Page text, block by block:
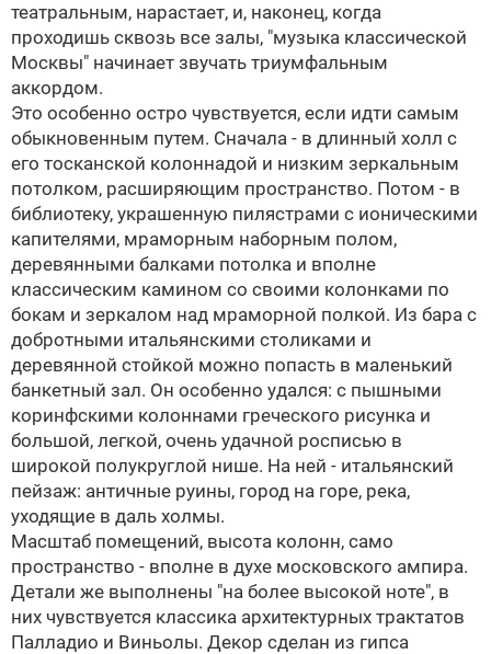
театральным, нарастает, и, наконец, когда
проходишь сквозь все залы, "музыка классической
Москвы" начинает звучать триумфальным
аккордом.
Это особенно остро чувствуется, если идти самым
обыкновенным путем. Сначала - в длинный холл с
его тосканской колоннадой и низким зеркальным
потолком, расширяющим пространство. Потом - в
библиотеку, украшенную пилястрами с ионическими
капителями, мраморным наборным полом,
деревянными балками потолка и вполне
классическим камином со своими колонками по
бокам и зеркалом над мраморной полкой. Из бара с
добротными итальянскими столиками и
деревянной стойкой можно попасть в маленький
банкетный зал. Он особенно удался: с пышными
коринфскими колоннами греческого рисунка и
большой, легкой, очень удачной росписью в
широкой полукруглой нише. На ней - итальянский
пейзаж: античные руины, город на горе, река,
уходящие в даль холмы.
Масштаб помещений, высота колонн, само
пространство - вполне в духе московского ампира.
Детали же выполнены "на более высокой ноте", в
них чувствуется классика архитектурных трактатов
Палладио и Виньолы. Декор сделан из гипса